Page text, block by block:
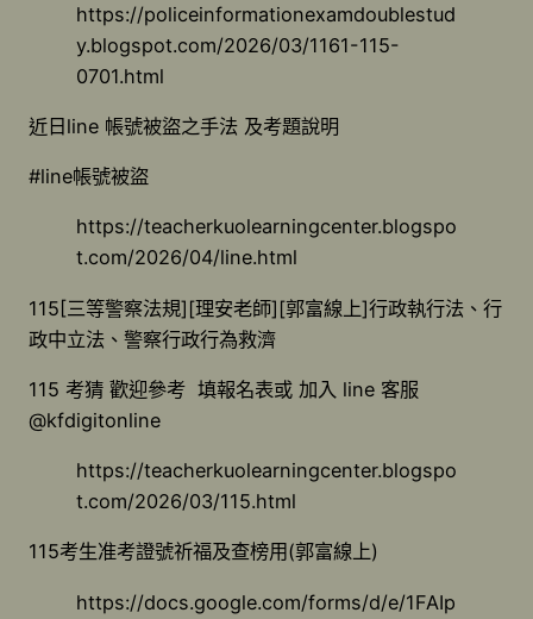
https://policeinformationexamdoublestud
y.blogspot.com/2026/03/1161-115-
0701.html
近日line 帳號被盜之手法 及考題說明
#line帳號被盜
https://teacherkuolearningcenter.blogspo
t.com/2026/04/line.html
115[三等警察法規][理安老師][郭富線上]行政執行法、行
政中立法、警察行政行為救濟
115 考猜 歡迎參考 填報名表或 加入 line 客服
@kfdigitonline
https://teacherkuolearningcenter.blogspo
t.com/2026/03/115.html
115考生准考證號祈福及查榜用(郭富線上)
https://docs.google.com/forms/d/e/1FAIp